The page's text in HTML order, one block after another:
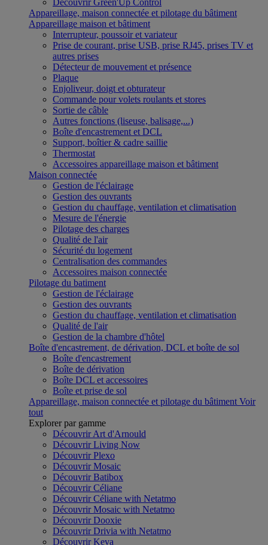
Découvrir Green'Up Control
Appareillage, maison connectée et pilotage du bâtiment
Appareillage maison et bâtiment
Interrupteur, poussoir et variateur
Prise de courant, prise USB, prise RJ45, prises TV et
autres prises
Détecteur de mouvement et présence
Plaque
Enjoliveur, doigt et obturateur
Commande pour volets roulants et stores
Sortie de câble
Autres fonctions (liseuse, balisage,...)
Boîte d'encastrement et DCL
Support, boîtier & cadre saillie
Thermostat
Accessoires appareillage maison et bâtiment
Maison connectée
Gestion de l'éclairage
Gestion des ouvrants
Gestion du chauffage, ventilation et climatisation
Mesure de l'énergie
Pilotage des charges
Qualité de l'air
Sécurité du logement
Centralisation des commandes
Accessoires maison connectée
Pilotage du batiment
Gestion de l'éclairage
Gestion des ouvrants
Gestion du chauffage, ventilation et climatisation
Qualité de l'air
Gestion de la chambre d'hôtel
Boîte d'encastrement, de dérivation, DCL et boîte de sol
Boîte d'encastrement
Boîte de dérivation
Boîte DCL et accessoires
Boîte et prise de sol
Appareillage, maison connectée et pilotage du bâtiment Voir
tout
Explorer par gamme
Découvrir Art d'Arnould
Découvrir Living Now
Découvrir Plexo
Découvrir Mosaic
Découvrir Batibox
Découvrir Céliane
Découvrir Céliane with Netatmo
Découvrir Mosaic with Netatmo
Découvrir Dooxie
Découvrir Drivia with Netatmo
Découvrir Keva